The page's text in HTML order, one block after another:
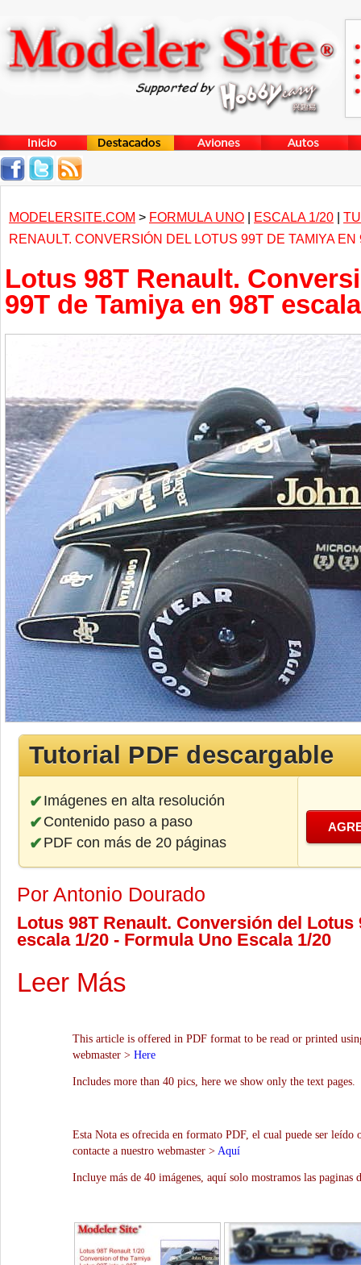
MODELERSITE.COM > FORMULA UNO | ESCALA 1/20 |
RENAULT. CONVERSIÓN DEL LOTUS 99T DE TAMIYA
Lotus 98T Renault.
99T de Tamiya en 98T
Tutorial PDF descargable
Imágenes en alta resolución
Contenido paso a paso
PDF con más de 20 páginas
Por Antonio Dourado
Lotus 98T Renault. Conversión del Lotus
escala 1/20 - Formula Uno Escala 1/20
Leer Más
This article is offered in PDF format to be read or printed
webmaster > Here
Includes more than 40 pics, here we show only the text pages.
Esta Nota es ofrecida en formato PDF, el cual puede ser leído
contacte a nuestro webmaster > Aquí
Incluye más de 40 imágenes, aquí solo mostramos las paginas